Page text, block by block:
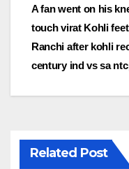
A fan went on his
touch virat Kohli
Ranchi after kohli
century ind vs sa
Related Post